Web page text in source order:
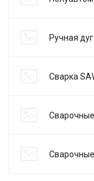
Ручная
Сварка